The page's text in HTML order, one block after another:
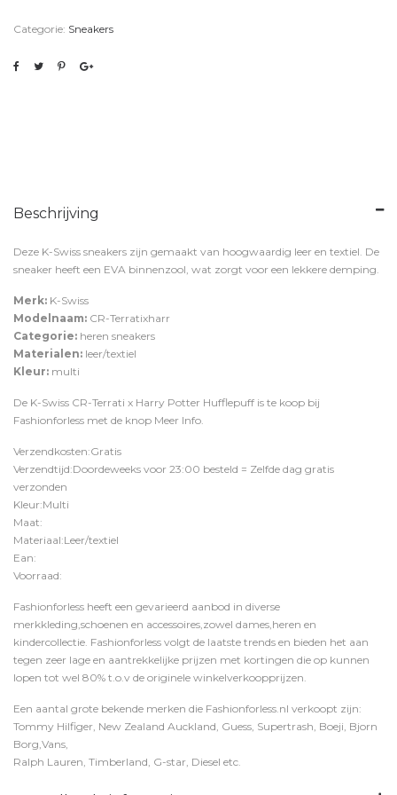
Categorie: Sneakers
Beschrijving
Deze K-Swiss sneakers zijn gemaakt van hoogwaardig leer en textiel. De
sneaker heeft een EVA binnenzool, wat zorgt voor een lekkere demping.
Merk: K-Swiss
Modelnaam: CR-Terratixharr
Categorie: heren sneakers
Materialen: leer/textiel
Kleur: multi
De K-Swiss CR-Terrati x Harry Potter Hufflepuff is te koop bij
Fashionforless met de knop Meer Info
Verzendkosten:Gratis
Verzendtijd:Doordeweeks voor 23:00 besteld = Zelfde dag gratis
verzonden
Kleur:Multi
Maat:
Materiaal:Leer/textiel
Ean:
Voorraad:
Fashionforless heeft een gevarieerd aanbod in diverse
merkkleding,schoenen en accessoires,zowel dames,heren en
kindercollectie. Fashionforless volgt de laatste trends en bieden het aan
tegen zeer lage en aantrekkelijke prijzen met kortingen die op kunnen
lopen tot wel 80% t.o.v de originele winkelverkoopprijzen.
Een aantal grote bekende merken die Fashionforless.nl verkoopt zijn:
Tommy Hilfiger, New Zealand Auckland, Guess, Supertrash, Boeji, Bjorn
Borg,Vans,
Ralph Lauren, Timberland, G-star, Diesel etc.